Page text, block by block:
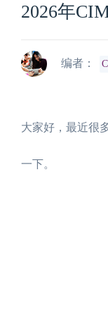
2026年
编者：
大家好，最近很
一下。